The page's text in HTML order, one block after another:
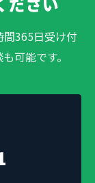
間365日受け付
可能です。